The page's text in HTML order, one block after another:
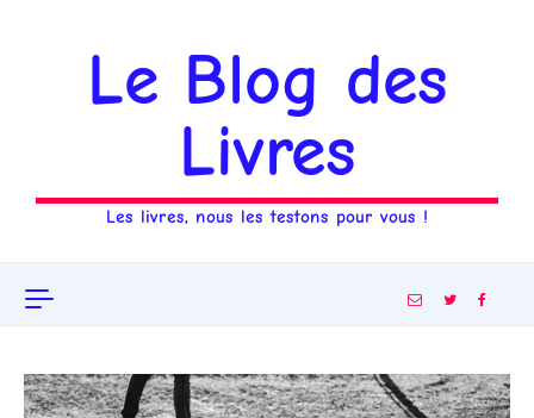
Le Blog des
Livres
Les livres, nous les testons pour vous !